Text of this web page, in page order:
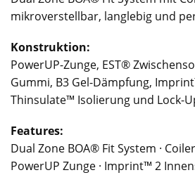
mikroverstellbar, langlebig und
Konstruktion:
PowerUP-Zunge, EST®
Gummi, B3 Gel-Dämpfung,
Thinsulate™ Isolierung und Lock-
Features:
Dual Zone BOA® Fit System ·
PowerUP Zunge · Imprint™ 2